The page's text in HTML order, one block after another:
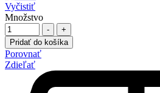
Vyčistiť
Množstvo
-
+
Pridať do košíka
Porovnať
Zdieľať